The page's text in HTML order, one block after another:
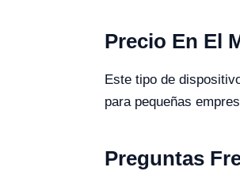
Precio En El
Este tipo de
para pequeñas
Preguntas